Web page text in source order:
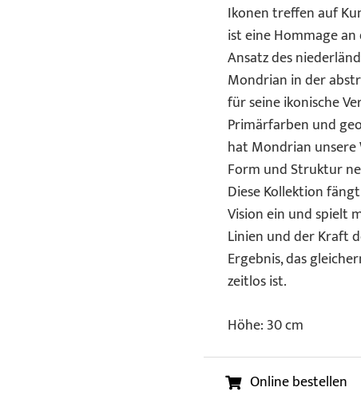
Ikonen treffen auf
ist eine Hommage
Ansatz des
Mondrian in der
für seine ikonische
Primärfarben und
hat Mondrian
Form und Struktur
Diese Kollektion
Vision ein und spielt
Linien und der Kraft
Ergebnis, das
zeitlos ist.
Höhe: 30 cm
Online bestellen